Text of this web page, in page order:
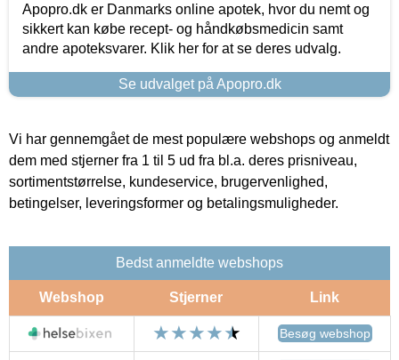
Apopro.dk er Danmarks online apotek, hvor du nemt og
sikkert kan købe recept- og håndkøbsmedicin samt
andre apoteksvarer. Klik her for at se deres udvalg.
Se udvalget på Apopro.dk
Vi har gennemgået de mest populære webshops og anmeldt
dem med stjerner fra 1 til 5 ud fra bl.a. deres prisniveau,
sortimentstørrelse, kundeservice, brugervenlighed,
betingelser, leveringsformer og betalingsmuligheder.
Bedst anmeldte webshops
Webshop Stjerner Link
Besøg webshop